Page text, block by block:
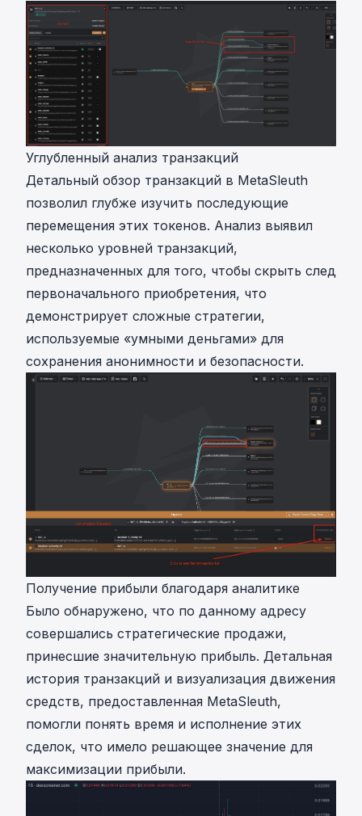
Углубленный анализ транзакций
Детальный обзор транзакций в MetaSleuth
позволил глубже изучить последующие
перемещения этих токенов. Анализ выявил
несколько уровней транзакций,
предназначенных для того, чтобы скрыть след
первоначального приобретения, что
демонстрирует сложные стратегии,
используемые «умными деньгами» для
сохранения анонимности и безопасности.
Получение прибыли благодаря аналитике
Было обнаружено, что по данному адресу
совершались стратегические продажи,
принесшие значительную прибыль. Детальная
история транзакций и визуализация движения
средств, предоставленная MetaSleuth,
помогли понять время и исполнение этих
сделок, что имело решающее значение для
максимизации прибыли.